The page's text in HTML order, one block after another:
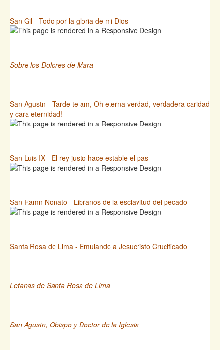
San Gil - Todo por la gloria de mi Dios
Sobre los Dolores de Mara
San Agustn - Tarde te am, Oh eterna verdad, verdadera caridad
y cara eternidad!
San Luis IX - El rey justo hace estable el pas
San Ramn Nonato - Libranos de la esclavitud del pecado
Santa Rosa de Lima - Emulando a Jesucristo Crucificado
Letanas de Santa Rosa de Lima
San Agustn, Obispo y Doctor de la Iglesia